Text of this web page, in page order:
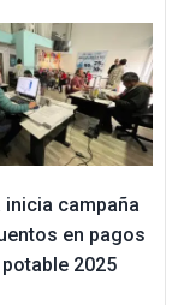
inicia campaña
en pagos
2025